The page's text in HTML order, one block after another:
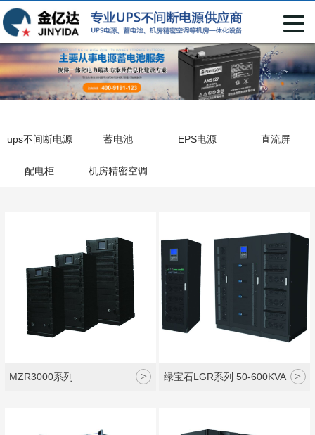
ups不间断电源 蓄电池 EPS电源 直流屏
配电柜 机房精密空调
MZR3000系列 > 绿宝石LGR系列 50-600KVA >